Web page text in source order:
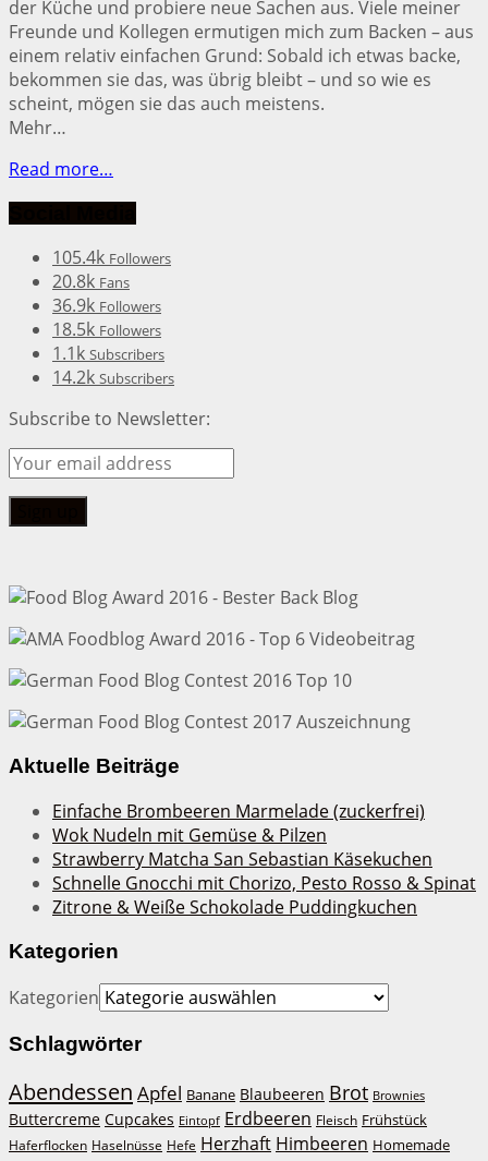
der Küche und probiere neue Sachen aus. Viele meiner
Freunde und Kollegen ermutigen mich zum Backen – aus
einem relativ einfachen Grund: Sobald ich etwas backe,
bekommen sie das, was übrig bleibt – und so wie es
scheint, mögen sie das auch meistens.
Mehr…
Read more…
105.4k Followers
20.8k Fans
36.9k Followers
18.5k Followers
1.1k Subscribers
14.2k Subscribers
Subscribe to Newsletter:
Aktuelle Beiträge
Einfache Brombeeren Marmelade (zuckerfrei)
Wok Nudeln mit Gemüse & Pilzen
Strawberry Matcha San Sebastian Käsekuchen
Schnelle Gnocchi mit Chorizo, Pesto Rosso & Spinat
Zitrone & Weiße Schokolade Puddingkuchen
Kategorien
Kategorien
Schlagwörter
Abendessen Apfel Banane Blaubeeren Brot Brownies
Buttercreme Cupcakes Eintopf Erdbeeren Fleisch Frühstück
Haferflocken Haselnüsse Hefe Herzhaft Himbeeren Homemade